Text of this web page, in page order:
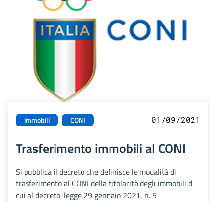
immobili CONI 01/09/2021
Trasferimento immobili al CONI
Si pubblica il decreto che definisce le modalità di
trasferimento al CONI della titolarità degli immobili di
cui al decreto-legge 29 gennaio 2021, n. 5